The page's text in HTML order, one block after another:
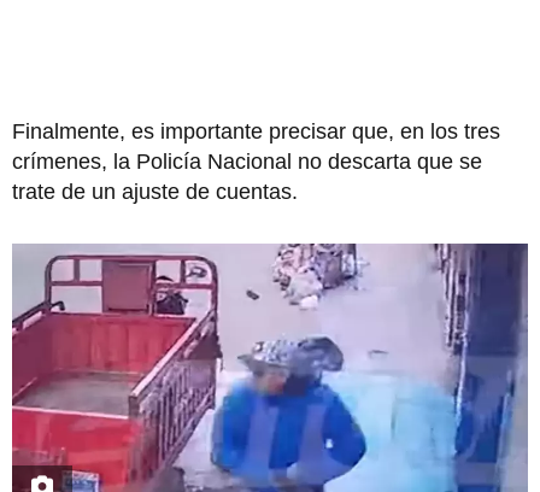
Finalmente, es importante precisar que, en los tres
crímenes, la Policía Nacional no descarta que se
trate de un ajuste de cuentas.